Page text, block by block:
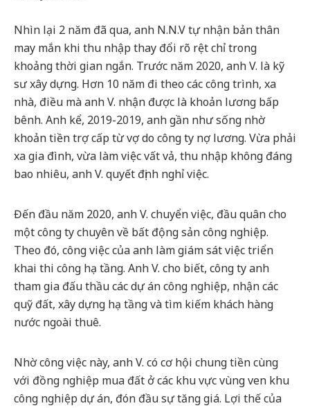
Nhìn lại 2 năm đã qua, anh N.N.V tự nhận bản thân
may mắn khi thu nhập thay đổi rõ rệt chỉ trong
khoảng thời gian ngắn. Trước năm 2020, anh V. là kỹ
sư xây dựng. Hơn 10 năm đi theo các công trình, xa
nhà, điều mà anh V. nhận được là khoản lương bấp
bênh. Anh kể, 2019-2019, anh gần như sống nhờ
khoản tiền trợ cấp từ vợ do công ty nợ lương. Vừa phải
xa gia đình, vừa làm việc vất vả, thu nhập không đáng
bao nhiêu, anh V. quyết định nghỉ việc.
Đến đầu năm 2020, anh V. chuyển việc, đầu quân cho
một công ty chuyên về bất động sản công nghiệp.
Theo đó, công việc của anh làm giám sát việc triển
khai thi công hạ tầng. Anh V. cho biết, công ty anh
tham gia đấu thầu các dự án công nghiệp, nhận các
quỹ đất, xây dựng hạ tầng và tìm kiếm khách hàng
nước ngoài thuê.
Nhờ công việc này, anh V. có cơ hội chung tiền cùng
với đồng nghiệp mua đất ở các khu vực vùng ven khu
công nghiệp dự án, đón đầu sự tăng giá. Lợi thế của